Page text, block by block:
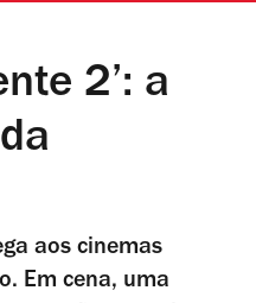
2’: a
aos cinemas
Em cena, uma